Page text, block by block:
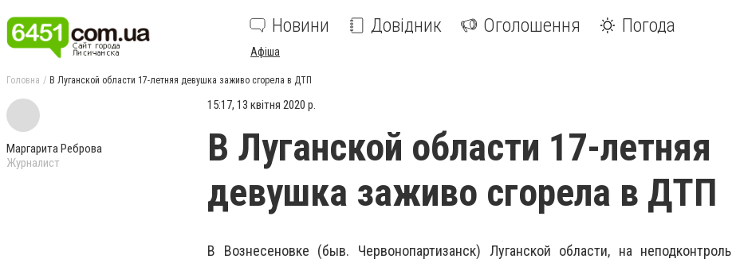
Новини Довідник Оголошення Погода
Афіша
Головна В Луганской области 17-летняя девушка заживо сгорела в ДТП
Маргарита Реброва
Журналист
15:17, 13 квітня 2020 р.
В Луганской области 17-летняя
девушка заживо сгорела в ДТП
В Вознесеновке (быв. Червонопартизанск) Луганской области, на